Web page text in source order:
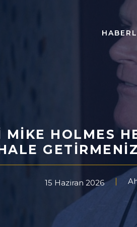
MIKE HOLMES
15 Haziran 2026